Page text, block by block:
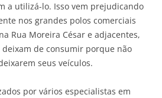
a utilizá-lo. Isso vem prejudicando
nos grandes polos comerciais
Rua Moreira César e adjacentes,
de consumir porque não
seus veículos.
por vários especialistas em